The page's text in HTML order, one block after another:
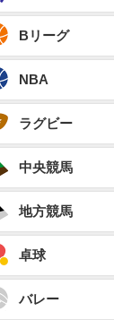
Bリーグ
NBA
ラグビー
中央競馬
地方競馬
卓球
バレー